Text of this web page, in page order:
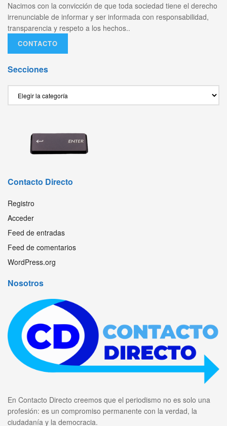
Nacimos con la convicción de que toda sociedad tiene el derecho
irrenunciable de informar y ser informada con responsabilidad,
transparencia y respeto a los hechos..
CONTACTO
Secciones
Contacto Directo
Registro
Acceder
Feed de entradas
Feed de comentarios
WordPress.org
Nosotros
En Contacto Directo creemos que el periodismo no es solo una
profesión: es un compromiso permanente con la verdad, la
ciudadanía y la democracia.